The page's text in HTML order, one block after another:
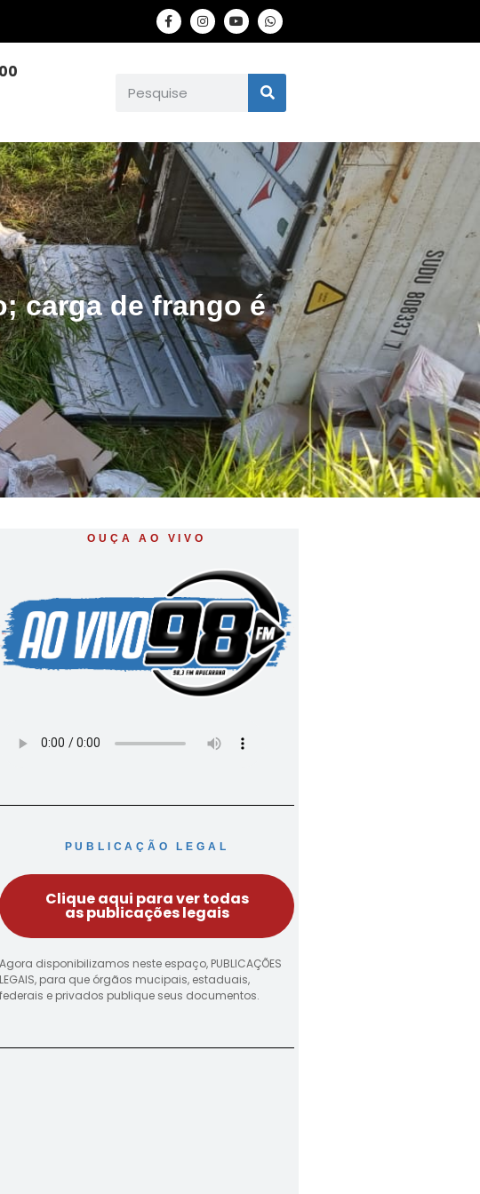
carga de frango é
OUÇA AO VIVO
PUBLICAÇÃO LEGAL
Clique aqui para ver todas
as publicações legais
Agora disponibilizamos neste espaço, PUBLICAÇÕES
LEGAIS, para que órgãos mucipais, estaduais,
federais e privados publique seus documentos.